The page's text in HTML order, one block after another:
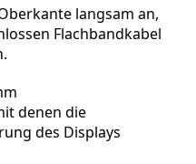
langsam an,
Flachbandkabel
denen die
des Displays